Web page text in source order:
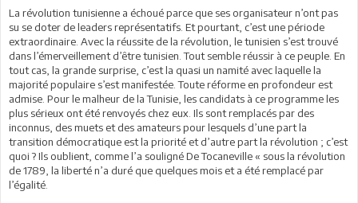
La révolution tunisienne a échoué parce que ses organisateur n’ont pas
su se doter de leaders représentatifs. Et pourtant, c’est une période
extraordinaire. Avec la réussite de la révolution, le tunisien s’est trouvé
dans l’émerveillement d’être tunisien. Tout semble réussir à ce peuple. En
tout cas, la grande surprise, c’est la quasi un namité avec laquelle la
majorité populaire s’est manifestée. Toute réforme en profondeur est
admise. Pour le malheur de la Tunisie, les candidats à ce programme les
plus sérieux ont été renvoyés chez eux. Ils sont remplacés par des
inconnus, des muets et des amateurs pour lesquels d’une part la
transition démocratique est la priorité et d’autre part la révolution ; c’est
quoi ? Ils oublient, comme l’a souligné De Tocaneville « sous la révolution
de 1789, la liberté n’a duré que quelques mois et a été remplacé par
l’égalité.